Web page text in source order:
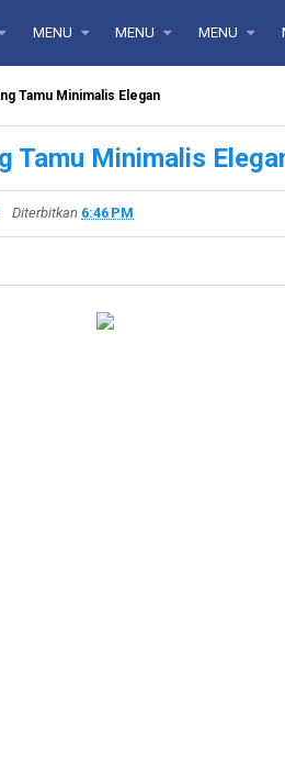
MENU MENU MENU
Tamu Minimalis Elegan
Tamu Minimalis
Diterbitkan 6:46 PM